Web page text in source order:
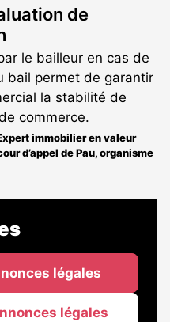
de
le bailleur en cas de
bail permet de garantir
la stabilité de
commerce.
immobilier en valeur
d’appel de Pau, organisme
légales
légales